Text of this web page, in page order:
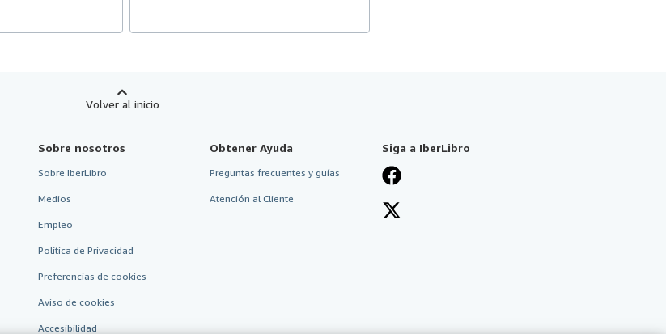
Volver al inicio
Sobre nosotros
Sobre IberLibro
Medios
Empleo
Política de Privacidad
Preferencias de cookies
Aviso de cookies
Accesibilidad
Obtener Ayuda
Preguntas frecuentes y guías
Atención al Cliente
Siga a IberLibro